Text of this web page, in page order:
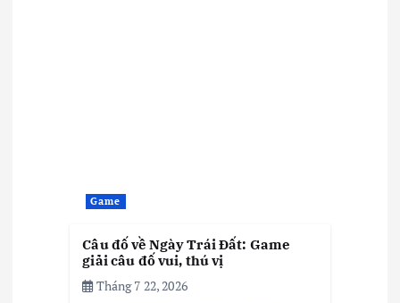
Game
Câu đố về Ngày Trái Đất: Game
giải câu đố vui, thú vị
Tháng 7 22, 2026